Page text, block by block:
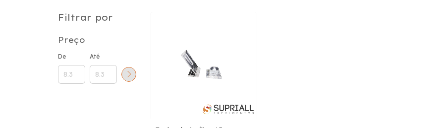
Filtrar por
Preço
De Até